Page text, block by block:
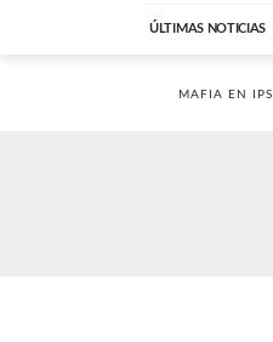
ÚLTIMAS NOTICIAS
MAFIA EN IPS